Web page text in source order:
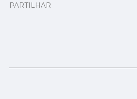
PARTILHAR